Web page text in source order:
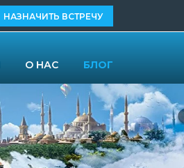
НАЗНАЧИТЬ ВСТРЕЧУ
О НАС БЛОГ